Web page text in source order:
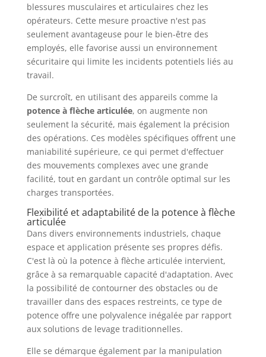
blessures musculaires et articulaires chez les
opérateurs. Cette mesure proactive n'est pas
seulement avantageuse pour le bien-être des
employés, elle favorise aussi un environnement
sécuritaire qui limite les incidents potentiels liés au
travail.
De surcroît, en utilisant des appareils comme la
potence à flèche articulée, on augmente non
seulement la sécurité, mais également la précision
des opérations. Ces modèles spécifiques offrent une
maniabilité supérieure, ce qui permet d'effectuer
des mouvements complexes avec une grande
facilité, tout en gardant un contrôle optimal sur les
charges transportées.
Flexibilité et adaptabilité de la potence à flèche
articulée
Dans divers environnements industriels, chaque
espace et application présente ses propres défis.
C'est là où la potence à flèche articulée intervient,
grâce à sa remarquable capacité d'adaptation. Avec
la possibilité de contourner des obstacles ou de
travailler dans des espaces restreints, ce type de
potence offre une polyvalence inégalée par rapport
aux solutions de levage traditionnelles.
Elle se démarque également par la manipulation